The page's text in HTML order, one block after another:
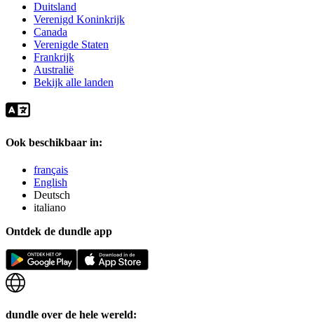
Duitsland
Verenigd Koninkrijk
Canada
Verenigde Staten
Frankrijk
Australië
Bekijk alle landen
Ook beschikbaar in:
français
English
Deutsch
italiano
Ontdek de dundle app
dundle over de hele wereld: